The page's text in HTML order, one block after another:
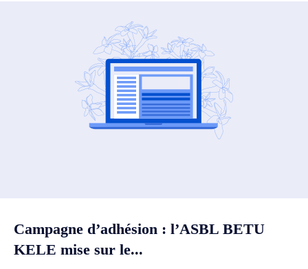
Campagne d’adhésion : l’ASBL BETU
KELE mise sur le...